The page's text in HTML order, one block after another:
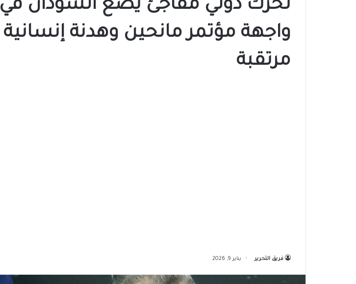
تحرك دولي مفاجئ يضع السودان في
واجهة مؤتمر مانحين وهدنة إنسانية
مرتقبة
فريق التحرير يناير 9, 2026